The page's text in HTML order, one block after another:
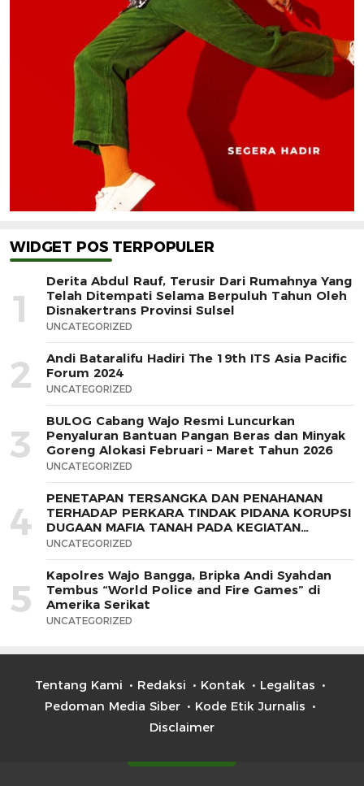
WIDGET POS TERPOPULER
1
Derita Abdul Rauf, Terusir Dari Rumahnya Yang
Telah Ditempati Selama Berpuluh Tahun Oleh
Disnakertrans Provinsi Sulsel
UNCATEGORIZED
2
Andi Bataralifu Hadiri The 19th ITS Asia Pacific
Forum 2024
UNCATEGORIZED
3
BULOG Cabang Wajo Resmi Luncurkan
Penyaluran Bantuan Pangan Beras dan Minyak
Goreng Alokasi Februari – Maret Tahun 2026
UNCATEGORIZED
4
PENETAPAN TERSANGKA DAN PENAHANAN
TERHADAP PERKARA TINDAK PIDANA KORUPSI
DUGAAN MAFIA TANAH PADA KEGIATAN
PEMBAYARAN PEMBANGUNAN BENDUNGAN
PASELLORENG DI KABUPATEN WAJO TAHUN
2021
UNCATEGORIZED
5
Kapolres Wajo Bangga, Bripka Andi Syahdan
Tembus “World Police and Fire Games” di
Amerika Serikat
UNCATEGORIZED
Tentang Kami Redaksi Kontak
Legalitas
Pedoman Media Siber
Kode Etik Jurnalis
Disclaimer